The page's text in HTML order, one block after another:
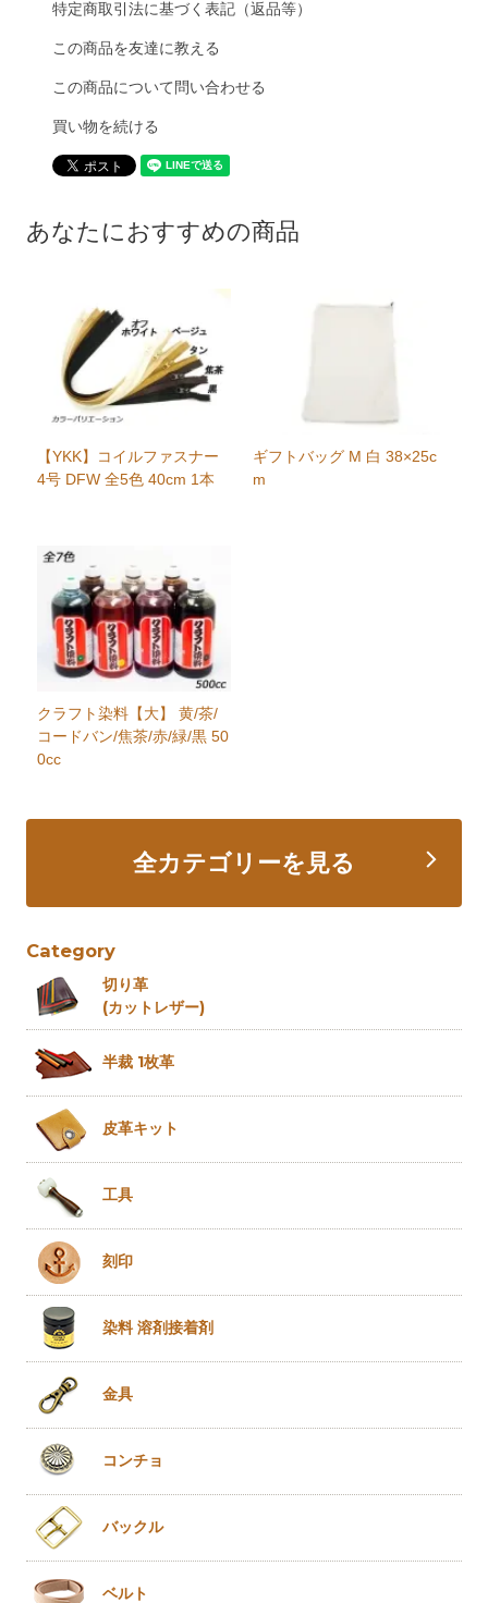
特定商取引法に基づく表記（返品等）
この商品を友達に教える
この商品について問い合わせる
買い物を続ける
あなたにおすすめの商品
【YKK】コイルファスナー
4号 DFW 全5色 40cm 1本
ギフトバッグ M 白 38×25c
m
クラフト染料【大】 黄/茶/
コードバン/焦茶/赤/緑/黒 50
0cc
全カテゴリーを見る
Category
切り革
(カットレザー)
半裁 1枚革
皮革キット
工具
刻印
染料 溶剤接着剤
金具
コンチョ
バックル
ベルト